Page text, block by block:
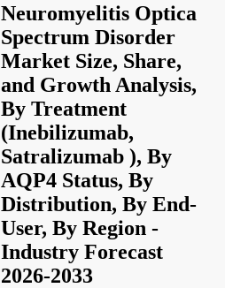
Neuromyelitis Optica
Spectrum Disorder
Market Size, Share,
and Growth Analysis,
By Treatment
(Inebilizumab,
Satralizumab ), By
AQP4 Status, By
Distribution, By End-
User, By Region -
Industry Forecast
2026-2033